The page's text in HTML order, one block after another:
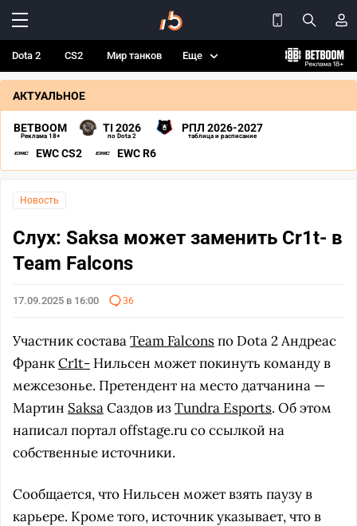
Dota 2 CS2 Мир танков Еще
АКТУАЛЬНОЕ
BETBOOM
Реклама 18+
TI 2026
по Dota 2
РПЛ 2026-2027
таблица и расписание
EWC CS2 EWC R6
Новость
Слух: Saksa может заменить Cr1t- в
Team Falcons
17.09.2025 в 16:00 36
Участник составаTeam Falconsпо Dota 2 Андреас
ФранкCr1t- Нильсен может покинуть команду в
межсезонье. Претендент на место датчанина —
Мартин SaksaСаздов изTundra Esports. Об этом
написал портал offstage.ru со ссылкой на
собственные источники.
Сообщается, что Нильсен может взять паузу в
карьере. Кроме того, источник указывает, что в